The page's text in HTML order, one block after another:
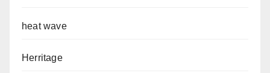
heat wave
Herritage